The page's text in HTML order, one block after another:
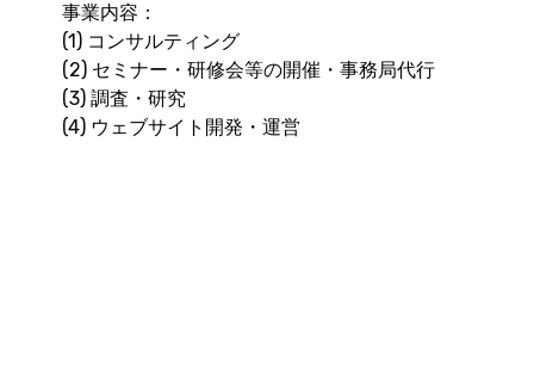
事業内容：
(1) コンサルティング
(2) セミナー・研修会等の開催・事務局代行
(3) 調査・研究
(4) ウェブサイト開発・運営